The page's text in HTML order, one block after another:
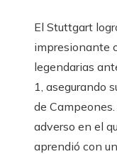
El Stuttgart
impresionante
legendarias
1, asegurando
de
adverso en el
aprendió con